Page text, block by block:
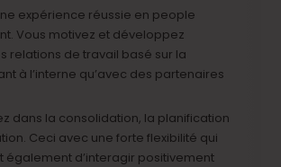
expérience réussie en people
Vous motivez et développez
relations de travail basé sur la
à l’interne qu’avec des partenaires
dans la consolidation, la planification
Ceci avec une forte flexibilité qui
également d’interagir positivement